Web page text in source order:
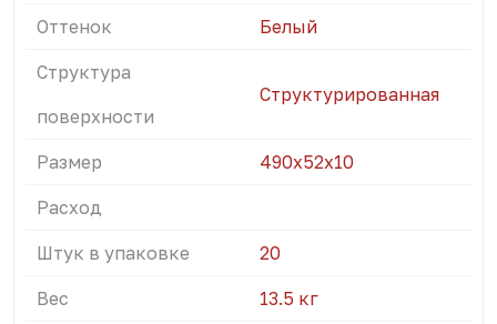
Оттенок Белый
Структура
поверхности
Структурированная
Размер 490х52х10
Расход
Штук в упаковке 20
Вес 13.5 кг